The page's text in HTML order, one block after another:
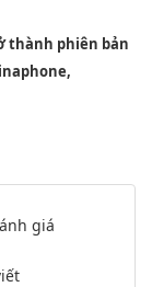
thành phiên bản
giá